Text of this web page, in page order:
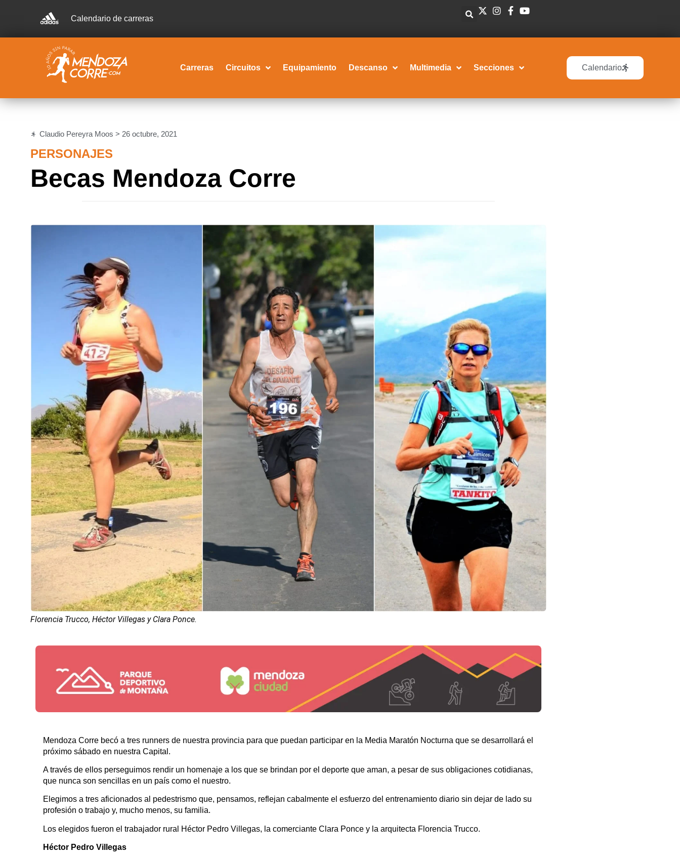
Calendario de carreras
Carreras Circuitos Equipamiento Descanso Multimedia Secciones Calendario
Claudio Pereyra Moos > 26 octubre, 2021
PERSONAJES
Becas Mendoza Corre
Florencia Trucco, Héctor Villegas y Clara Ponce.
Mendoza Corre becó a tres runners de nuestra provincia para que puedan participar en la Media Maratón Nocturna que se desarrollará el
próximo sábado en nuestra Capital.
A través de ellos perseguimos rendir un homenaje a los que se brindan por el deporte que aman, a pesar de sus obligaciones cotidianas,
que nunca son sencillas en un país como el nuestro.
Elegimos a tres aficionados al pedestrismo que, pensamos, reflejan cabalmente el esfuerzo del entrenamiento diario sin dejar de lado su
profesión o trabajo y, mucho menos, su familia.
Los elegidos fueron el trabajador rural Héctor Pedro Villegas, la comerciante Clara Ponce y la arquitecta Florencia Trucco.
Héctor Pedro Villegas